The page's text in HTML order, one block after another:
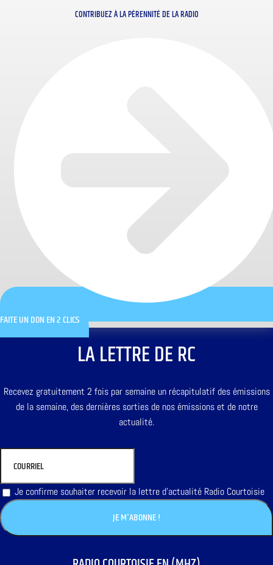
CONTRIBUEZ À LA PÉRENNITÉ DE LA RADIO
FAITE UN DON EN 2 CLICS
LA LETTRE DE RC
Recevez gratuitement 2 fois par semaine un récapitulatif des émissions
de la semaine, des dernières sorties de nos émissions et de notre
actualité.
Je confirme souhaiter recevoir la lettre d'actualité Radio Courtoisie